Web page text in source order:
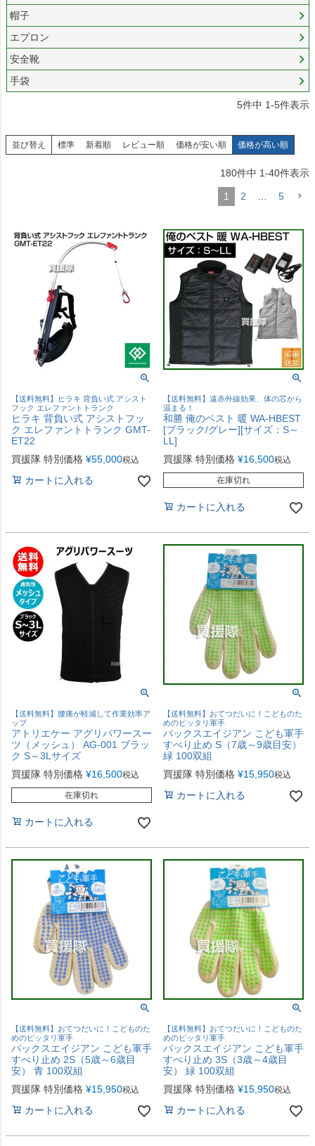
帽子
エプロン
安全靴
手袋
5件中 1-5件表示
並び替え 標準 新着順 レビュー順 価格が安い順 価格が高い順
180件中 1-40件表示
1 2 … 5
【送料無料】ヒラキ 背負い式 アシスト
フック エレファントトランク
ヒラキ 背負い式 アシストフッ
ク エレファントトランク GMT-
ET22
買援隊 特別価格 ¥55,000税込
カートに入れる
【送料無料】遠赤外線効果、体の芯から
温まる！
和勝 俺のベスト 暖 WA-HBEST
[ブラック/グレー][サイズ：S～
LL]
買援隊 特別価格 ¥16,500税込
在庫切れ
カートに入れる
【送料無料】腰痛が軽減して作業効率ア
ップ
アトリエケー アグリパワースー
ツ（メッシュ） AG-001 ブラッ
ク S～3Lサイズ
買援隊 特別価格 ¥16,500税込
在庫切れ
カートに入れる
【送料無料】おてつだいに！こどものた
めのピッタリ軍手
パックスエイジアン こども軍手
すべり止め S（7歳～9歳目安）
緑 100双組
買援隊 特別価格 ¥15,950税込
カートに入れる
【送料無料】おてつだいに！こどものた
めのピッタリ軍手
パックスエイジアン こども軍手
すべり止め 2S（5歳～6歳目
安） 青 100双組
買援隊 特別価格 ¥15,950税込
カートに入れる
【送料無料】おてつだいに！こどものた
めのピッタリ軍手
パックスエイジアン こども軍手
すべり止め 3S（3歳～4歳目
安） 緑 100双組
買援隊 特別価格 ¥15,950税込
カートに入れる